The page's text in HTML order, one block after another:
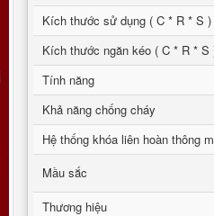
Kích thước sử dụng ( C * R * S )
Kích thước ngăn kéo ( C * R * S
Tính năng
Khả năng chống cháy
Hệ thống khóa liên hoàn thông
Mầu sắc
Thương hiệu